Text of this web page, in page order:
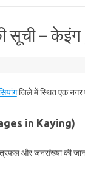
सूची – केइंग
जिले में स्थित एक नगर
in Kaying)
और जनसंख्या की